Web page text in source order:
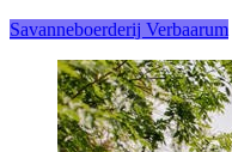
Savanneboerderij Verbaarum